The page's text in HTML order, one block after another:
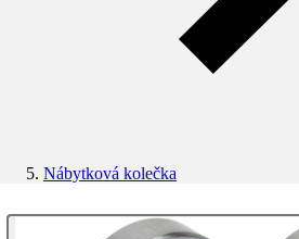
Nábytková kolečka